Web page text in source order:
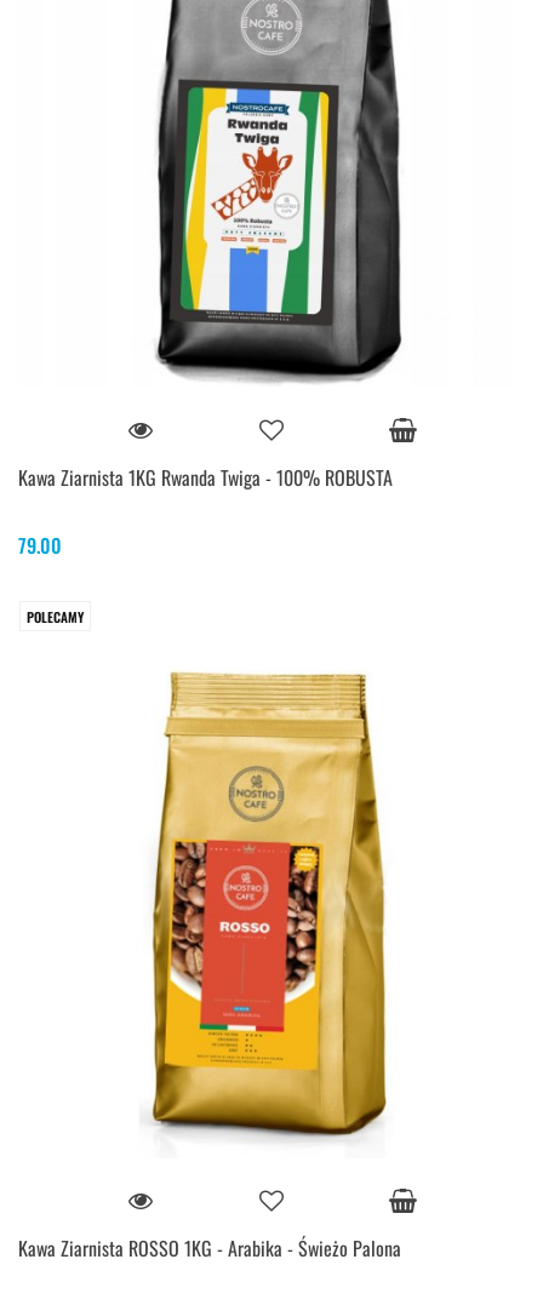
Kawa Ziarnista 1KG Rwanda Twiga - 100% ROBUSTA
79.00
POLECAMY
Kawa Ziarnista ROSSO 1KG - Arabika - Świeżo Palona